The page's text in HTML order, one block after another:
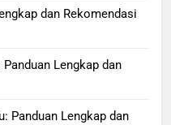
dan Rekomendasi
Lengkap dan
Panduan Lengkap dan